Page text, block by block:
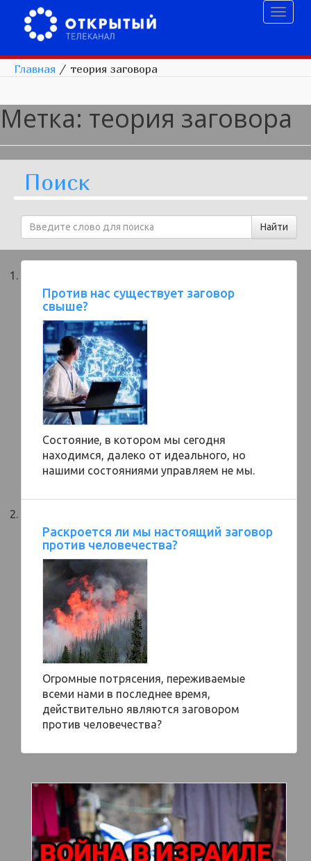
Главная / теория заговора
Метка: теория заговора
Поиск
Против нас существует заговор
свыше?
Состояние, в котором мы сегодня
находимся, далеко от идеального, но
нашими состояниями управляем не мы.
Раскроется ли мы настоящий заговор
против человечества?
Огромные потрясения, переживаемые
всеми нами в последнее время,
действительно являются заговором
против человечества?